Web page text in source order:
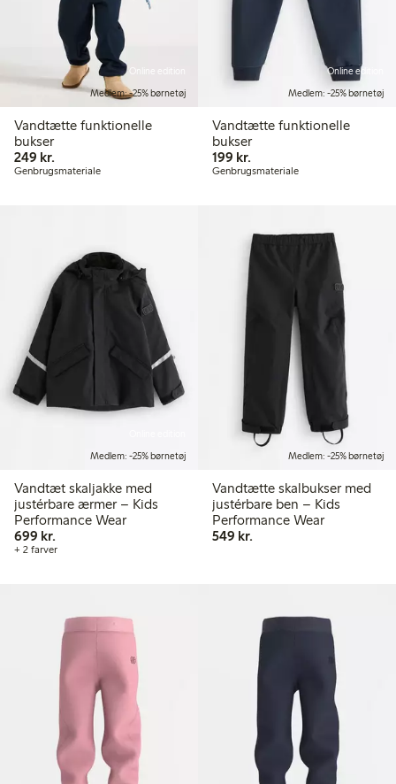
Medlem: -25% børnetøj
Vandtætte funktionelle
bukser
249 kr.
Genbrugsmateriale
Online edition
Medlem: -25% børnetøj
Vandtætte funktionelle
bukser
199 kr.199,00 kr.
Genbrugsmateriale
Medlem: -25% børnetøj
Vandtæt skaljakke med
justérbare ærmer – Kids
Performance Wear
699 kr.
+ 2 farver
Medlem: -25% børnetøj
Vandtætte skalbukser med
justérbare ben – Kids
Performance Wear
549 kr.549,00 kr.